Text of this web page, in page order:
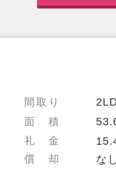
間取り
面 積
礼 金
償 却 なし